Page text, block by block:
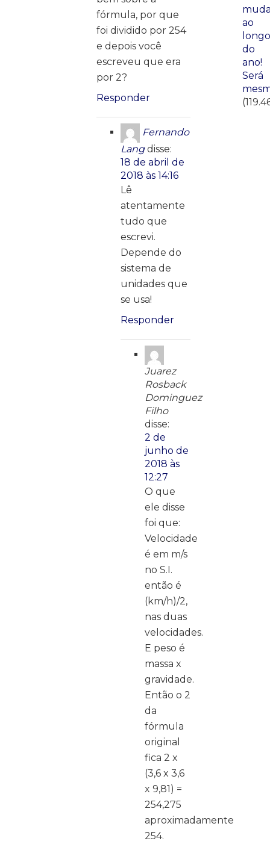
fórmula, por que
foi dividido por 254
e depois você
escreveu que era
por 2?
Responder
Fernando
Lang disse:
18 de abril de
2018 às 14:16
Lê
atentamente
tudo que
escrevi.
Depende do
sistema de
unidades que
se usa!
Responder
Juarez
Rosback
Dominguez
Filho
disse:
2 de
junho de
2018 às
12:27
O que
ele disse
foi que:
Velocidade
é em m/s
no S.I.
então é
(km/h)/2,
nas duas
velocidades.
E peso é
massa x
gravidade.
Então o 2
da
fórmula
original
fica 2 x
(3,6 x 3,6
x 9,81) =
254,275
aproximadamente
254.
ao
longo
do
ano!
Será